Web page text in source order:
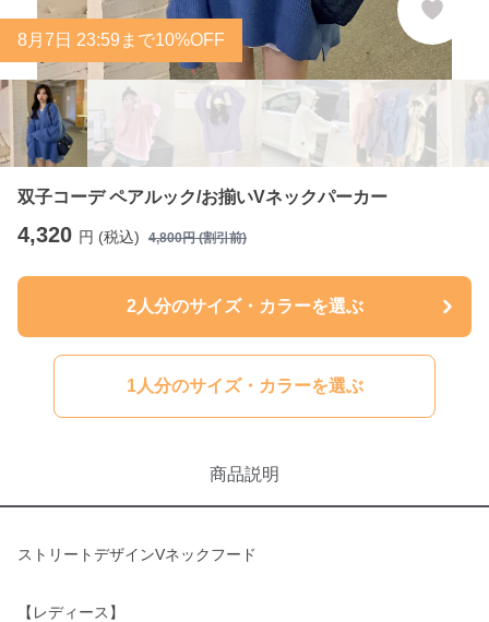
8月 7 日 23:59まで10%OFF
双子コーデ ペアルック/お揃いVネックパーカー
4,320 円 (税込) 4,800円 (割引前)
2人分のサイズ・カラーを選ぶ
1人分のサイズ・カラーを選ぶ
商品説明
ストリートデザインVネックフード
【レディース】